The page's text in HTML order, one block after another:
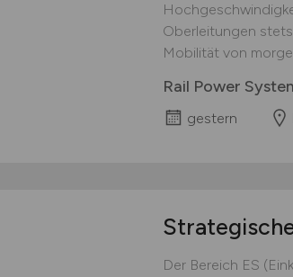
Oberleitungen
Mobilität von
Rail Power
gestern
Der Bereich ES